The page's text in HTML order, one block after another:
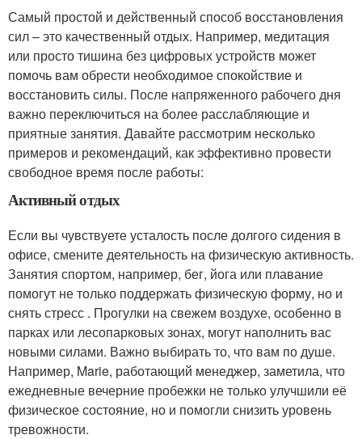
Самый простой и действенный способ восстановления
сил – это качественный отдых. Например, медитация
или просто тишина без цифровых устройств может
помочь вам обрести необходимое спокойствие и
восстановить силы. После напряженного рабочего дня
важно переключиться на более расслабляющие и
приятные занятия. Давайте рассмотрим несколько
примеров и рекомендаций, как эффективно провести
свободное время после работы:
Активный отдых
Если вы чувствуете усталость после долгого сидения в
офисе, смените деятельность на физическую активность.
Занятия спортом, например, бег, йога или плавание
помогут не только поддержать физическую форму, но и
снять стресс . Прогулки на свежем воздухе, особенно в
парках или лесопарковых зонах, могут наполнить вас
новыми силами. Важно выбирать то, что вам по душе.
Например, Marie, работающий менеджер, заметила, что
ежедневные вечерние пробежки не только улучшили её
физическое состояние, но и помогли снизить уровень
тревожности.